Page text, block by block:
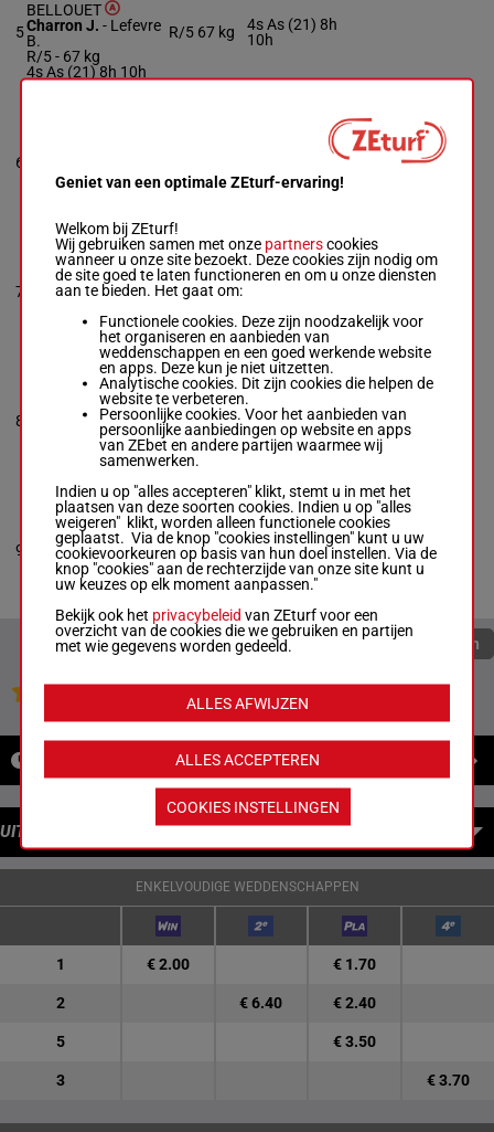
5
BELLOUET
Charron J. - Lefevre
B.
R/5 - 67 kg
4s As (21) 8h 10h
R/5 67 kg
4s As (21) 8h
10h
6
M/4 -63 kg
2s (21) 2h
7
MADEMOISELLE
FLAG
Gauffenic N.-
Schmidlin R.
65 kg
8h (21) 7h Ah 6h
M/465 kg
8h (21) 7h Ah
8
GOOD STYLE
Brechet Mr Lp.-
65 kg
6h Ah (20) 11p
M/465 kg
6h Ah (20)
11p
9
ZEFIRA DES
PICTONS
Mescam D.-
Mescam M.
M/4 -65 kg
Debuut
M/4 65 kg Debuut
Quoteringen verversen
UITBETALINGEN
ENKELVOUDIGE WEDDENSCHAPPEN
1 € 2.00 € 1.70
2 € 6.40 € 2.40
5 € 3.50
3 € 3.70
Geniet van een optimale ZEturf-ervaring!
Welkom bij ZEturf!
Wij gebruiken samen met onze partnerscookies
wanneer u onze site bezoekt. Deze cookies zijn nodig om
de site goed te laten functioneren en om u onze diensten
aan te bieden. Het gaat om:
Functionele cookies. Deze zijn noodzakelijk voor
het organiseren en aanbieden van
weddenschappen en een goed werkende website
en apps. Deze kun je niet uitzetten.
Analytische cookies. Dit zijn cookies die helpen de
website te verbeteren.
Persoonlijke cookies. Voor het aanbieden van
persoonlijke aanbiedingen op website en apps
van ZEbet en andere partijen waarmee wij
samenwerken.
Indien u op "alles accepteren" klikt, stemt u in met het
plaatsen van deze soorten cookies. Indien u op "alles
weigeren" klikt, worden alleen functionele cookies
geplaatst. Via de knop "cookies instellingen" kunt u uw
cookievoorkeuren op basis van hun doel instellen. Via de
knop "cookies" aan de rechterzijde van onze site kunt u
uw keuzes op elk moment aanpassen."
Bekijk ook het privacybeleid van ZEturf voor een
overzicht van de cookies die we gebruiken en partijen
met wie gegevens worden gedeeld.
ALLES ACCEPTEREN
ALLES AFWIJZEN
COOKIES INSTELLINGEN